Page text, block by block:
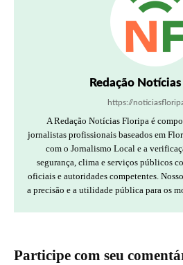
Redação
https://
A Redação Notícias Floripa é
jornalistas profissionais baseados em
com o Jornalismo Local e a
segurança, clima e serviços públicos
oficiais e autoridades competentes.
a precisão e a utilidade pública para os
Participe com seu